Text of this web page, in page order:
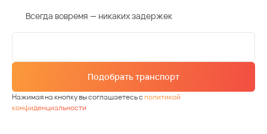
Всегда вовремя — никаких задержек
Подобрать транспорт
Нажимая на кнопку вы соглашаетесь сполитикой
конфиденциальности